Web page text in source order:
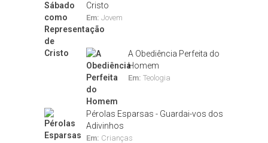
Cristo
Em: Jovem
A Obediência Perfeita do
Homem
Em: Teologia
Pérolas Esparsas - Guardai-vos dos
Adivinhos
Em: Crianças